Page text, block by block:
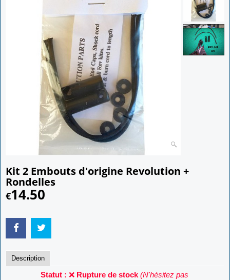
Kit 2 Embouts d'origine Revolution +
Rondelles
€14.50
Description
Statut : ❌ Rupture de stock (N'hésitez pas